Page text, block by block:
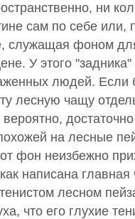
ни
сам по себе
служащая фоном
У этого "задника"
людей.
лесную чащу
на лесные
фон неизбежно
написана главная
лесном
что его глухие